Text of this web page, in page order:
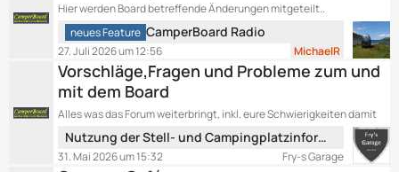
Hier werden Board betreffende Änderungen mitgeteilt..
e
t
z
t
e
e
neues Feature CamperBoard Radio
MichaelR
27. Juli 2026 um 12:56
Vorschläge,Fragen und Probleme zum und
mit dem Board
Alles was das Forum weiterbringt, inkl. eure Schwierigkeiten damit
e
Nutzung der Stell- und Campingplatzinformationen
Fry-s Garage
31. Mai 2026 um 15:32